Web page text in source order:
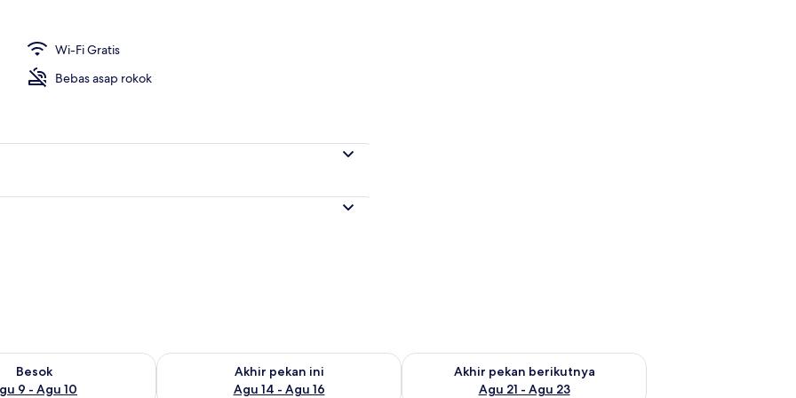
properti
Wi-Fi Gratis
Bebas asap rokok
Besok
9 - Agu 10
untuk besok Agu 9 - Agu 10
Akhir pekan ini
Agu 14 - Agu 16
Periksa ketersediaan untuk akhir pekan ini Agu 14 - Agu 16
Akhir pekan berikutnya
Agu 21 - Agu 23
Periksa ketersediaan untuk akhir pekan berikutnya Agu 21 -